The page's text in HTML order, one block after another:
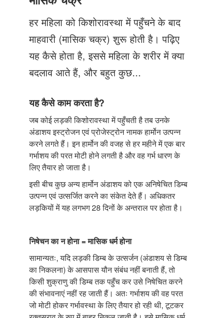
संपर्क करें
हर महिला को किशोरावस्था में पहुँचने के बाद
माहवारी (मासिक चक्र) शुरू होती है। पढ़िए
यह कैसे होता है, इससे महिला के शरीर में क्या
बदलाव आते हैं, और बहुत कुछ...
यह कैसे काम करता है?
जब कोई लड़की किशोरावस्था में पहुँचती है तब उनके
अंडाशय इस्ट्रोजन एवं प्रोजेस्ट्रोन नामक हार्मोन उत्पन्न
करने लगते हैं। इन हार्मोन की वजह से हर महीने में एक बार
गर्भाशय की परत मोटी होने लगती है और वह गर्भ धारण के
लिए तैयार हो जाता है।
इसी बीच कुछ अन्य हार्मोन अंडाशय को एक अनिषेचित डिम्ब
उत्पन्न एवं उत्सर्जित करने का संकेत देते हैं। अधिकतर
लड़कियों में यह लगभग 28 दिनों के अन्तराल पर होता है।
निषेचन का न होना = मासिक धर्म होना
सामान्यतः, यदि लड़की डिम्ब के उत्सर्जन (अंडाशय से डिम्ब
का निकलना) के आसपास यौन संबंध नहीं बनाती हैं, तो
किसी शुक्राणु की डिम्ब तक पहुँच कर उसे निषेचित करने
की संभावनाएं नहीं रह जाती हैं। अतः गर्भाशय की वह परत
जो मोटी होकर गर्भावस्था के लिए तैयार हो रही थी, टूटकर